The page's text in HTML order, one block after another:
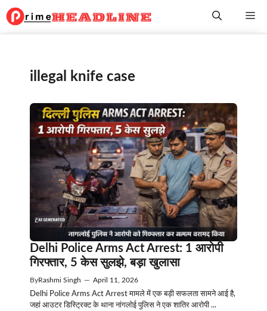
Skip
to
illegal knife case
Delhi Police Arms Act Arrest: 1 आरोपी
गिरफ्तार, 5 केस सुलझे, बड़ा खुलासा
ByRashmi Singh — April 11, 2026
Delhi Police Arms Act Arrest मामले में एक बड़ी सफलता सामने आई है,
जहां आउटर डिस्ट्रिक्ट के थाना नांगलोई पुलिस ने एक शातिर आरोपी ...